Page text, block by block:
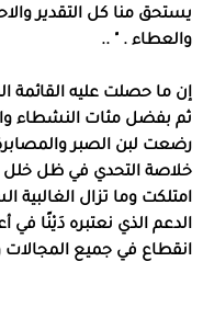
يستحق منا كل التقدير
والعطاء . " ..
إن ما حصلت عليه القائمة
ثم بفضل مئات النشطاء
رضعت لبن الصبر
خلاصة التحدي في ظل خلل
امتلكت وما تزال الغالبية
الدعم الذي نعتبره دَيْنًا في
انقطاع في جميع